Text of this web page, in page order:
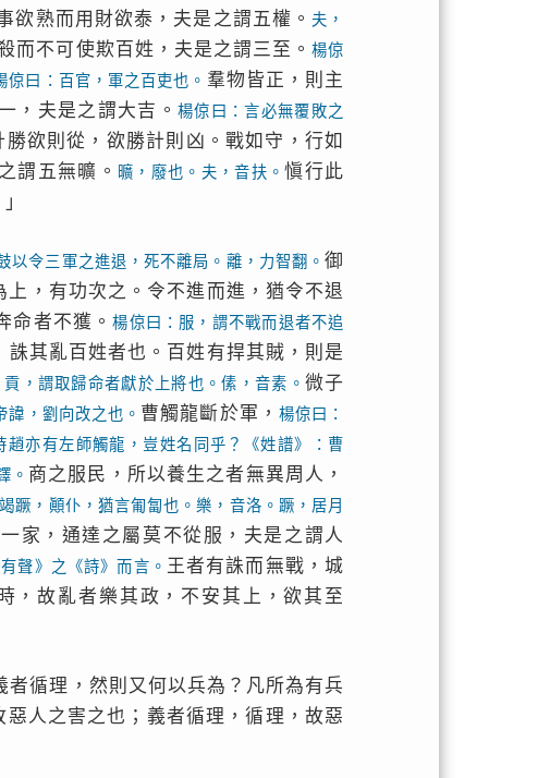
欲熟而用財欲泰，夫是之謂五權。 夫，
而不可使欺百姓，夫是之謂三至。楊倞
倞曰：百官，軍之百吏也。 羣物皆正，則主
，夫是之謂大吉。楊倞曰：言必無覆敗之
欲則從，欲勝計則凶。戰如守，行如
謂五無曠。 曠，廢也。夫，音扶。愼行此
以令三軍之進退，死不離局。離，力智翻。御
，有功次之。令不進而進，猶令不退
命者不獲。楊倞曰：服，謂不戰而退者不追
誅其亂百姓者也。百姓有捍其賊，則是
，謂取歸命者獻於上將也。傃，音素。 微子
，劉向改之也。 曹觸龍斷於軍， 楊倞曰：
亦有左師觸龍，豈姓名同乎？《姓譜》：曹
。 商之服民，所以養生之者無異周人，
蹶，顚仆，猶言匍匐也。樂，音洛。蹶，居月
家，通達之屬莫不從服，夫是之謂人
聲》之《詩》而言。 王者有誅而無戰，城
，故亂者樂其政，不安其上，欲其至
者循理，然則又何以兵為？凡所為有兵
人之害之也；義者循理，循理，故惡